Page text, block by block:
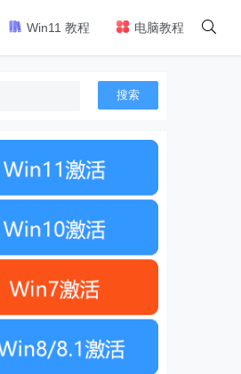
Win11 教程 电脑教程
理下一些可以优化
搜索